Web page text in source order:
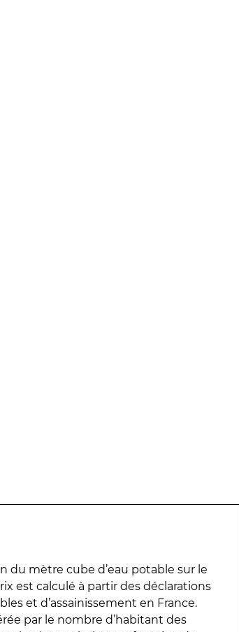
du mètre cube d’eau potable sur le
est calculé à partir des déclarations
et d’assainissement en France.
par le nombre d’habitant des